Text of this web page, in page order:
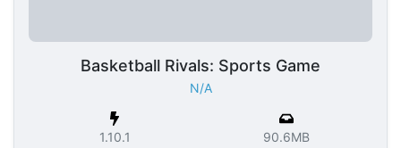
Basketball Rivals: Sports Game
N/A
1.10.1 90.6MB